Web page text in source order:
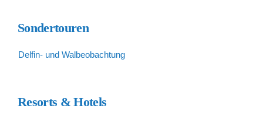
Sondertouren
Delfin- und Walbeobachtung
Resorts & Hotels